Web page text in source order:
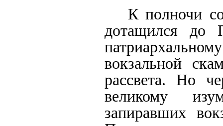
К полночи
дотащился до
вокзальной
рассвета. Но
великому
запиравших